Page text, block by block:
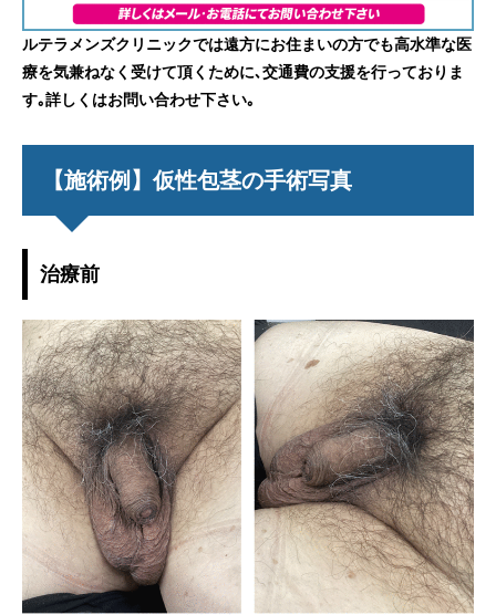
ルテラメンズクリニックでは遠方にお住まいの方でも高水準な医
療を気兼ねなく受けて頂くために､交通費の支援を行っておりま
す｡詳しくはお問い合わせ下さい｡
【施術例】仮性包茎の手術写真
治療前